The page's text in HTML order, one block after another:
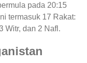
pada 20:15
termasuk 17 Rakat:
Witr, dan 2 Nafl.